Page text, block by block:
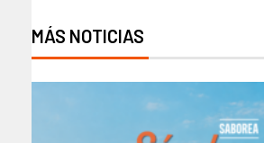
MÁS NOTICIAS